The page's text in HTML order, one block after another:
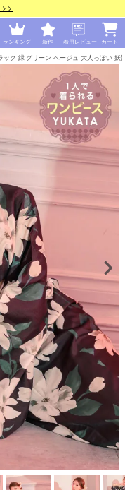
ランキング 新作 着用レビュー カート
ク 緑 グリーン ベージュ 大人っぽい